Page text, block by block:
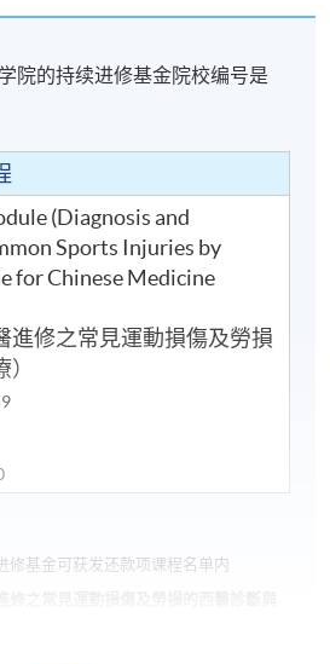
院的持续进修基金院校编号是
(Diagnosis and
Sports Injuries by
for Chinese Medicine
進修之常見運動損傷及勞損
修基金可获发还款项课程名单内